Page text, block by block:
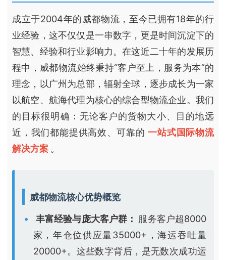
成立于2004年的威都物流，至今已拥有18年的行
业经验，这不仅仅是一串数字，更是时间沉淀下的
智慧、经验和行业影响力。在这近二十年的发展历
程中，威都物流始终秉持“客户至上，服务为本”的
理念，以广州为总部，辐射全球，逐步成长为一家
以航空、航海代理为核心的综合型物流企业。我们
的目标很明确：无论客户的货物大小、目的地远
近，我们都能提供高效、可靠的一站式国际物流
解决方案 。
威都物流核心优势概览
丰富经验与庞大客户群： 服务客户超8000
家，年仓位供应量35000+，海运吞吐量
20000+。这些数字背后，是无数次成功运